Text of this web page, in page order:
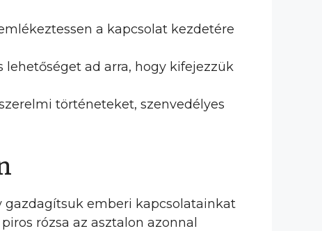
a kapcsolat kezdetére
lehetőséget ad arra, hogy kifejezzük
történeteket, szenvedélyes
gazdagítsuk emberi kapcsolatainkat
rózsa az asztalon azonnal